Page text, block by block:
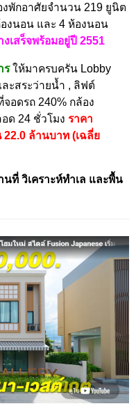
งพักอาศัยจำนวน 219 ยูนิต
งนอน และ 4 ห้องนอน
งเสร็จพร้อมอยู่ปี 2551
รให้มาครบครัน Lobby
ะสระว่ายน้ำ , ลิฟต์
อดรถ 240% กล้อง
ด 24 ชั่วโมง ราคา
ล้านบาท (เฉลี่ย
ที่ วิเคราะห์ทำเล และพื้น